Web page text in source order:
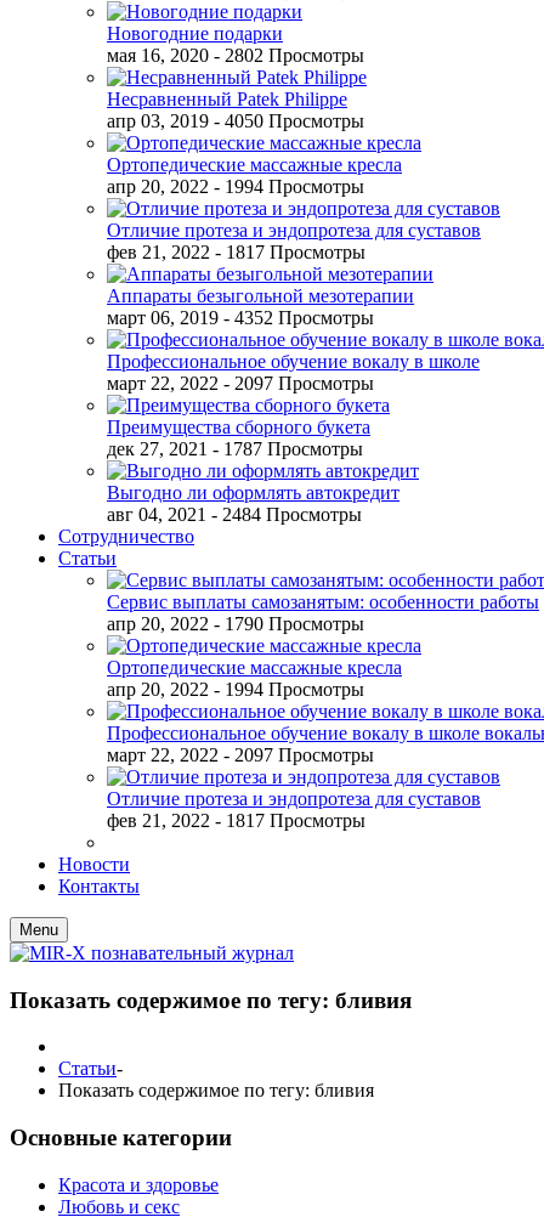
Новогодние подарки
мая 16, 2020 - 2802 Просмотры
Несравненный Patek Philippe
апр 03, 2019 - 4050 Просмотры
Ортопедические массажные кресла
апр 20, 2022 - 1994 Просмотры
Отличие протеза и эндопротеза для суставов
фев 21, 2022 - 1817 Просмотры
Аппараты безыгольной мезотерапии
март 06, 2019 - 4352 Просмотры
Профессиональное обучение вокалу в школе
март 22, 2022 - 2097 Просмотры
Преимущества сборного букета
дек 27, 2021 - 1787 Просмотры
Выгодно ли оформлять автокредит
авг 04, 2021 - 2484 Просмотры
Сотрудничество
Статьи
Сервис выплаты самозанятым: особенности работы
апр 20, 2022 - 1790 Просмотры
Ортопедические массажные кресла
апр 20, 2022 - 1994 Просмотры
Профессиональное обучение вокалу в школе
март 22, 2022 - 2097 Просмотры
Отличие протеза и эндопротеза для суставов
фев 21, 2022 - 1817 Просмотры
Новости
Контакты
Menu
Показать содержимое по тегу: бливия
Статьи-
Показать содержимое по тегу: бливия
Основные категории
Красота и здоровье
Любовь и секс